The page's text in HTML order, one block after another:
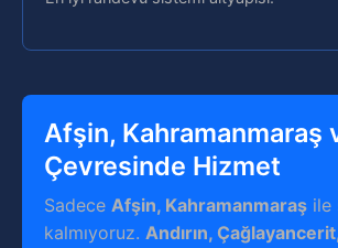
Afşin, Kahramanmaraş
Çevresinde Hizmet
Sadece Afşin, Kahramanmaraş ile
kalmıyoruz. Andırın,